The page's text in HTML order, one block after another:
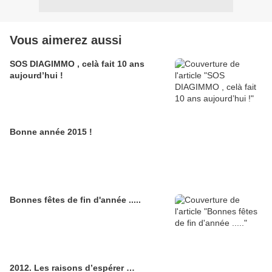
Vous aimerez aussi
SOS DIAGIMMO , celà fait 10 ans
aujourd’hui !
Bonne année 2015 !
Bonnes fêtes de fin d'année .....
2012. Les raisons d’espérer …